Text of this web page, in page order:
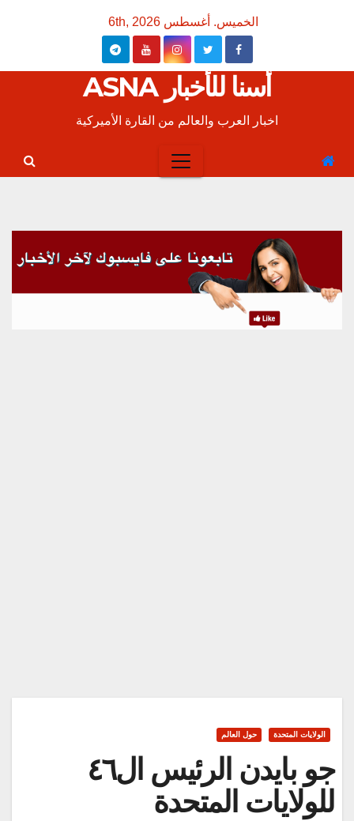
الخميس. أغسطس 6th, 2026
أسنا للأخبار ASNA
اخبار العرب والعالم من القارة الأميركية
الولايات المتحدة حول العالم
جو بايدن الرئيس ال٤٦
للولايات المتحدة